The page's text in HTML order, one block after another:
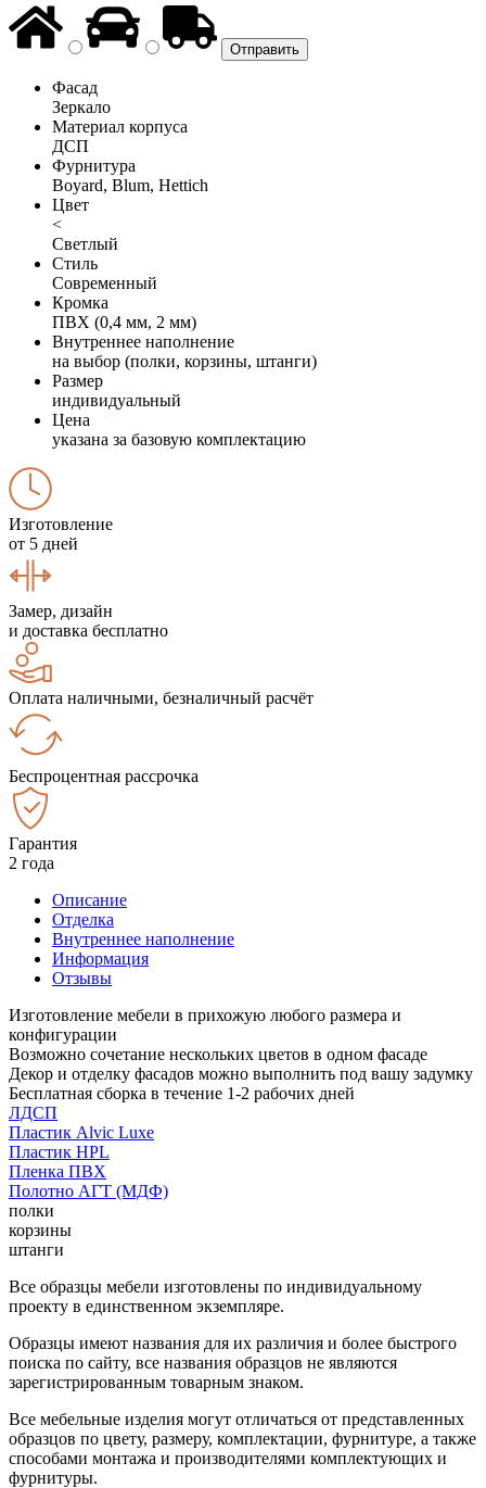
Фасад
Зеркало
Материал корпуса
ДСП
Фурнитура
Boyard, Blum, Hettich
Цвет
<
Светлый
Стиль
Современный
Кромка
ПВХ (0,4 мм, 2 мм)
Внутреннее наполнение
на выбор (полки, корзины, штанги)
Размер
индивидуальный
Цена
указана за базовую комплектацию
Изготовление
от 5 дней
Замер, дизайн
и доставка бесплатно
Оплата наличными, безналичный расчёт
Беспроцентная рассрочка
Гарантия
2 года
Описание
Отделка
Внутреннее наполнение
Информация
Отзывы
Изготовление мебели в прихожую любого размера и
конфигурации
Возможно сочетание нескольких цветов в одном фасаде
Декор и отделку фасадов можно выполнить под вашу задумку
Бесплатная сборка в течение 1-2 рабочих дней
ЛДСП
Пластик Alvic Luxe
Пластик HPL
Пленка ПВХ
Полотно АГТ (МДФ)
полки
корзины
штанги
Все образцы мебели изготовлены по индивидуальному
проекту в единственном экземпляре.
Образцы имеют названия для их различия и более быстрого
поиска по сайту, все названия образцов не являются
зарегистрированным товарным знаком.
Все мебельные изделия могут отличаться от представленных
образцов по цвету, размеру, комплектации, фурнитуре, а также
способами монтажа и производителями комплектующих и
фурнитуры.